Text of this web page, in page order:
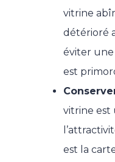
vitrine
détérioré
éviter une
est
vitrine est
est la